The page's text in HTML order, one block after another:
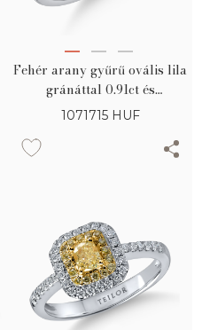
Fehér arany gyűrű ovális lila
gránáttal 0.91ct és
gyémántokkal 0.31ct
1071715 HUF